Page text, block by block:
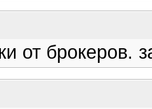
от брокеров.